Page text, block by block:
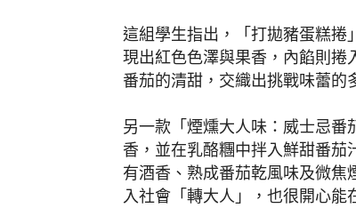
這組學生指出，「打拋豬蛋糕捲
現出紅色色澤與果香，內餡則
番茄的清甜，交織出挑戰味蕾的
另一款「煙燻大人味：威士忌
香，並在乳酪糰中拌入鮮甜番
有酒香、熟成番茄乾風味及微
入社會「轉大人」，也很開心能